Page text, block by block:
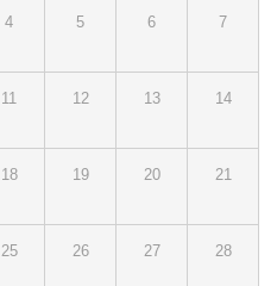
4 5 6 7
11 12 13 14
18 19 20 21
25 26 27 28